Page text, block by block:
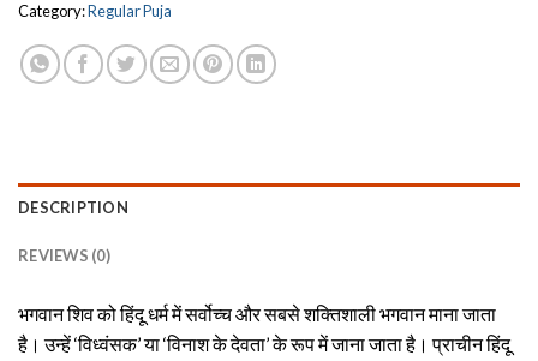
Category:Regular Puja
DESCRIPTION
REVIEWS (0)
भगवान शिव को हिंदू धर्म में सर्वोच्च और सबसे शक्तिशाली भगवान माना जाता
है। उन्हें ‘विध्वंसक’ या ‘विनाश के देवता’ के रूप में जाना जाता है। प्राचीन हिंदू